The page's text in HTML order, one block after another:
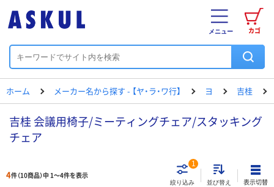
カゴ
メニュー
ホーム メーカー名から探す - 【ヤ・ラ・ワ行】 ヨ 吉桂
吉桂 会議用椅子/ミーティングチェア/スタッキング
チェア
4件（10商品）中 1～4件を表示
絞り込み
1
並び替え 表示切替